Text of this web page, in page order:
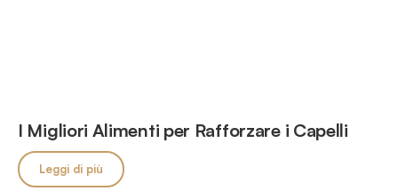
I Migliori Alimenti per Rafforzare i Capelli
Leggi di più